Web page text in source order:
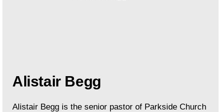
Alistair Begg
Alistair Begg is the senior pastor of Parkside Church